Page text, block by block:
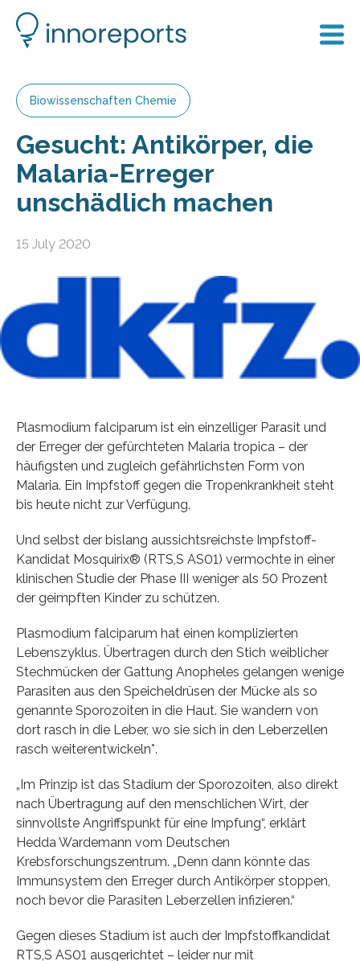
Biowissenschaften Chemie
Gesucht: Antikörper, die
Malaria-Erreger
unschädlich machen
15 July 2020
Plasmodium falciparum ist ein einzelliger Parasit und
der Erreger der gefürchteten Malaria tropica – der
häufigsten und zugleich gefährlichsten Form von
Malaria. Ein Impfstoff gegen die Tropenkrankheit steht
bis heute nicht zur Verfügung.
Und selbst der bislang aussichtsreichste Impfstoff-
Kandidat Mosquirix® (RTS,S AS01) vermochte in einer
klinischen Studie der Phase III weniger als 50 Prozent
der geimpften Kinder zu schützen.
Plasmodium falciparum hat einen komplizierten
Lebenszyklus. Übertragen durch den Stich weiblicher
Stechmücken der Gattung Anopheles gelangen wenige
Parasiten aus den Speicheldrüsen der Mücke als so
genannte Sporozoiten in die Haut. Sie wandern von
dort rasch in die Leber, wo sie sich in den Leberzellen
rasch weiterentwickeln*.
„Im Prinzip ist das Stadium der Sporozoiten, also direkt
nach Übertragung auf den menschlichen Wirt, der
sinnvollste Angriffspunkt für eine Impfung“, erklärt
Hedda Wardemann vom Deutschen
Krebsforschungszentrum. „Denn dann könnte das
Immunsystem den Erreger durch Antikörper stoppen,
noch bevor die Parasiten Leberzellen infizieren.“
Gegen dieses Stadium ist auch der Impfstoffkandidat
RTS,S AS01 ausgerichtet – leider nur mit